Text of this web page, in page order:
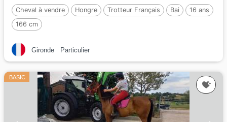
Cheval à vendre Hongre Trotteur Français Bai
16 ans
166 cm
Gironde Particulier
BASIC